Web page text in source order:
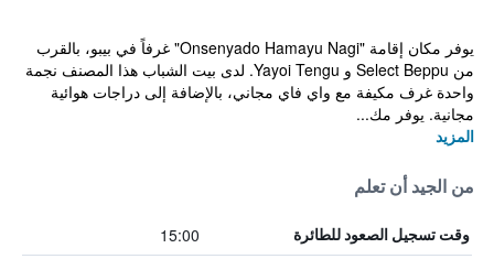
يوفر مكان إقامة "Onsenyado Hamayu Nagi" غرفاً في بيبو، بالقرب
من Select Beppu و Yayoi Tengu. لدى بيت الشباب هذا المصنف نجمة
واحدة غرف مكيفة مع واي فاي مجاني، بالإضافة إلى دراجات هوائية
مجانية. يوفر مك...
المزيد
من الجيد أن تعلم
وقت تسجيل الصعود للطائرة 15:00